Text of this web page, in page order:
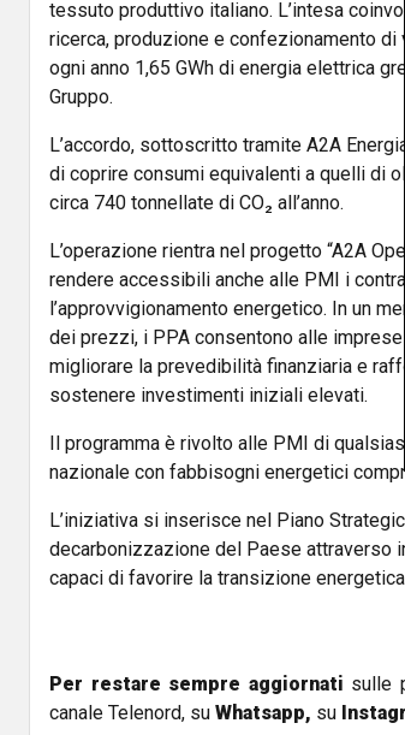
tessuto produttivo italiano. L’intesa
ricerca, produzione e confezionamento di
ogni anno 1,65 GWh di energia elettrica
Gruppo.
L’accordo, sottoscritto tramite A2A Energia
di coprire consumi equivalenti a quelli di
circa 740 tonnellate di CO₂ all’anno.
L’operazione rientra nel progetto “A2A
rendere accessibili anche alle PMI i
l’approvvigionamento energetico. In un
dei prezzi, i PPA consentono alle imprese
migliorare la prevedibilità finanziaria e
sostenere investimenti iniziali elevati.
Il programma è rivolto alle PMI di
nazionale con fabbisogni energetici
L’iniziativa si inserisce nel Piano
decarbonizzazione del Paese attraverso
capaci di favorire la transizione
Per restare sempre aggiornati sulle
canale Telenord, su Whatsapp, su